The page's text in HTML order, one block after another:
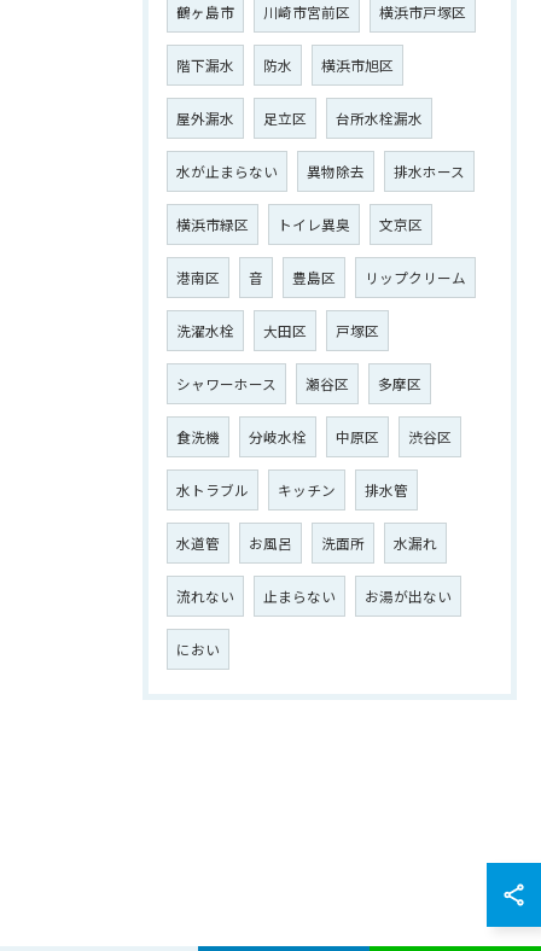
鶴ヶ島市 川崎市宮前区 横浜市戸塚区
階下漏水 防水 横浜市旭区
屋外漏水 足立区 台所水栓漏水
水が止まらない 異物除去 排水ホース
横浜市緑区 トイレ異臭 文京区
港南区 音 豊島区 リップクリーム
洗濯水栓 大田区 戸塚区
シャワーホース 瀬谷区 多摩区
食洗機 分岐水栓 中原区 渋谷区
水トラブル キッチン 排水管
水道管 お風呂 洗面所 水漏れ
流れない 止まらない お湯が出ない
におい